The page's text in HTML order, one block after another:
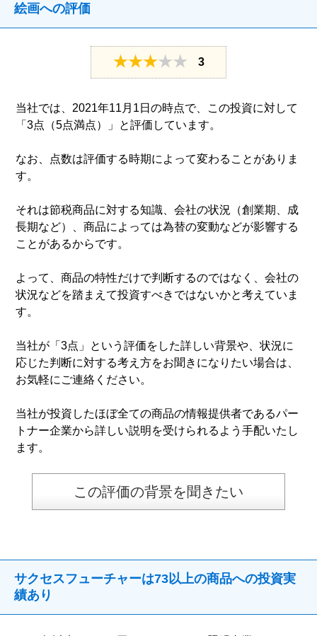
絵画への評価
3
当社では、2021年11月1日の時点で、この投資に対して
「3点（5点満点）」と評価しています。
なお、点数は評価する時期によって変わることがありま
す。
それは節税商品に対する知識、会社の状況（創業期、成
長期など）、商品によっては為替の変動などが影響する
ことがあるからです。
よって、商品の特性だけで判断するのではなく、会社の
状況などを踏まえて投資すべきではないかと考えていま
す。
当社が「3点」という評価をした詳しい背景や、状況に
応じた判断に対する考え方をお聞きになりたい場合は、
お気軽にご連絡ください。
当社が投資したほぼ全ての商品の情報提供者であるパー
トナー企業から詳しい説明を受けられるよう手配いたし
ます。
この評価の背景を聞きたい
サクセスフューチャーは73以上の商品への投資実
績あり